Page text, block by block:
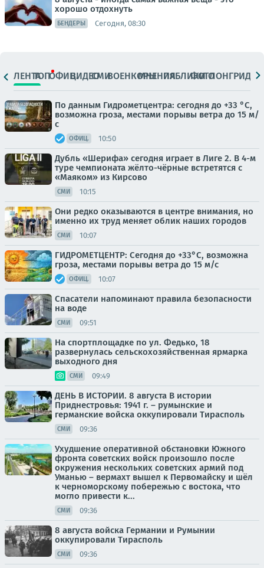
хорошо отдохнуть
БЕНДЕРЫ Сегодня, 08:30
ЛЕНТАТОПОФИЦ.ВИДЕОСМИВОЕНКОРЫМНЕНИЯПАБЛИКИ
ФОТОЛОНГРИДЫ
По данным Гидрометцентра: сегодня до +33 °C,
возможна гроза, местами порывы ветра до 15 м/
с
ОФИЦ. 10:50
Дубль «Шерифа» сегодня играет в Лиге 2. В 4-м
туре чемпионата жёлто-чёрные встретятся с
«Маяком» из Кирсово
СМИ 10:15
Они редко оказываются в центре внимания, но
именно их труд меняет облик наших городов
СМИ 10:07
ГИДРОМЕТЦЕНТР: Сегодня до +33°С, возможна
гроза, местами порывы ветра до 15 м/с
ОФИЦ. 10:07
Спасатели напоминают правила безопасности
на воде
СМИ 09:51
На спортплощадке по ул. Федько, 18
развернулась сельскохозяйственная ярмарка
выходного дня
СМИ 09:49
ДЕНЬ В ИСТОРИИ. 8 августа В истории
Приднестровья: 1941 г. – румынские и
германские войска оккупировали Тирасполь
СМИ 09:36
Ухудшение оперативной обстановки Южного
фронта советских войск произошло после
окружения нескольких советских армий под
Уманью – вермахт вышел к Первомайску и шёл
к черноморскому побережью с востока, что
могло привести к...
СМИ 09:36
8 августа войска Германии и Румынии
оккупировали Тирасполь
СМИ 09:36